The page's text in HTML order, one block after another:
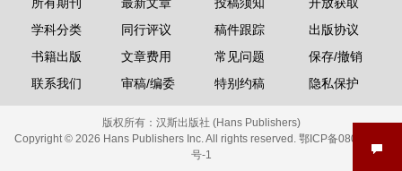
学科分类
书籍出版
联系我们
同行评议
文章费用
审稿/编委
稿件跟踪
常见问题
特别约稿
出版协议
保存/撤销
隐私保护
版权所有： 汉斯出版社 (Hans Publishers)
Copyright © 2026 Hans Publishers Inc. All rights reserved. 鄂ICP备08006613
号-1